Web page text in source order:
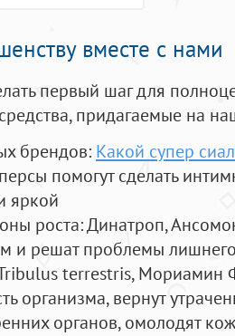
вместе с нами
первый шаг для
придагаемые на
брендов: Какой супер
помогут сделать
яркой
роста: Динатроп,
и решат проблемы
terrestris, Мориамин
организма, вернут
органов, омолодят